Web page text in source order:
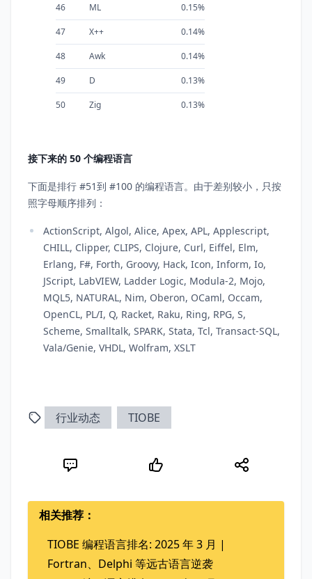
46 ML 0.15%
47 X++ 0.14%
48 Awk 0.14%
49 D 0.13%
50 Zig 0.13%
接下来的 50 个编程语言
下面是排行 #51到 #100 的编程语言。由于差别较小，只按
照字母顺序排列：
ActionScript, Algol, Alice, Apex, APL, Applescript,
CHILL, Clipper, CLIPS, Clojure, Curl, Eiffel, Elm,
Erlang, F#, Forth, Groovy, Hack, Icon, Inform, Io,
JScript, LabVIEW, Ladder Logic, Modula-2, Mojo,
MQL5, NATURAL, Nim, Oberon, OCaml, Occam,
OpenCL, PL/I, Q, Racket, Raku, Ring, RPG, S,
Scheme, Smalltalk, SPARK, Stata, Tcl, Transact-SQL,
Vala/Genie, VHDL, Wolfram, XSLT
行业动态 TIOBE
相关推荐：
TIOBE 编程语言排名: 2025 年 3 月 |
Fortran、Delphi 等远古语言逆袭